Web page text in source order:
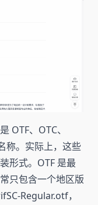
OTF、OTC、
称。实际上，这些
形式。OTF 是最
只包含一个地区版
Regular.otf，